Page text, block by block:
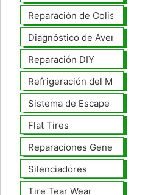
Reparación de Colisiones
Diagnóstico de Averías
Reparación DIY
Refrigeración del Motor
Sistema de Escape
Flat Tires
Reparaciones Generales
Silenciadores
Tire Tear Wear